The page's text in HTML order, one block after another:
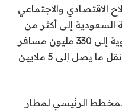
أجندة الإصلاح الاقتصادي والاجتماعي
السعودية إلى أكثر من
ثلاثة أضعاف حركة المرور السنوية إلى 330 مليون مسافر
بحلول نهاية العقد. كما أنها تريد نقل ما يصل إلى 5 ملايين
الرئيسي لمطار